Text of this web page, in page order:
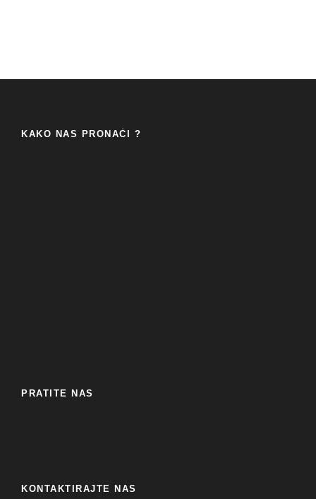
KAKO NAS PRONAĆI ?
PRATITE NAS
KONTAKTIRAJTE NAS